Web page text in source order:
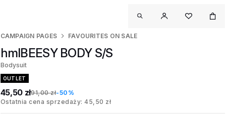
CAMPAIGN PAGES FAVOURITES ON SALE
hmlBEESY BODY S/S
Bodysuit
OUTLET
45,50 zł91,00 zł-50%
Ostatnia cena sprzedaży: 45,50 zł